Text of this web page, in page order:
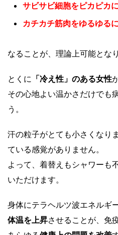
サビサビ細胞をピカピカに
カチカチ筋肉をゆるゆるに
なることが、理論上可能とな
とくに 「冷え性」のある女性
その心地よい温かさだけでも
う。
汗の粒子がとても小さくなり
ている感覚がありません。
よって、着替えもシャワーも
いただけます。
身体にテラヘルツ波エネルギ
体温を上昇させることが、免